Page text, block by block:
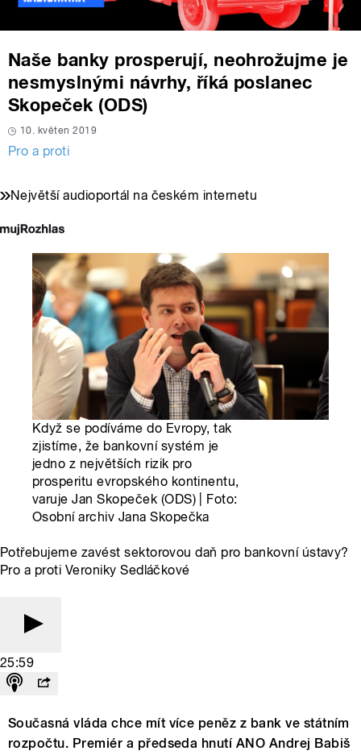
Naše banky prosperují, neohrožujme je
nesmyslnými návrhy, říká poslanec
Skopeček (ODS)
10. květen 2019
Pro a proti
Největší audioportál na českém internetu
Když se podíváme do Evropy, tak
zjistíme, že bankovní systém je
jedno z největších rizik pro
prosperitu evropského kontinentu,
varuje Jan Skopeček (ODS) | Foto:
Osobní archiv Jana Skopečka
Potřebujeme zavést sektorovou daň pro bankovní ústavy?
Pro a proti Veroniky Sedláčkové
25:59
Současná vláda chce mít více peněz z bank ve státním
rozpočtu. Premiér a předseda hnutí ANO Andrej Babiš